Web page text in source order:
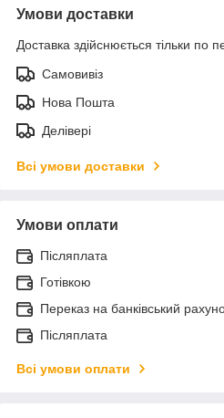
Умови доставки
Доставка здійснюється тільки по
Самовивіз
Нова Пошта
Делівері
Всі умови доставки
Умови оплати
Післяплата
Готівкою
Переказ на банківський
Післяплата
Всі умови оплати